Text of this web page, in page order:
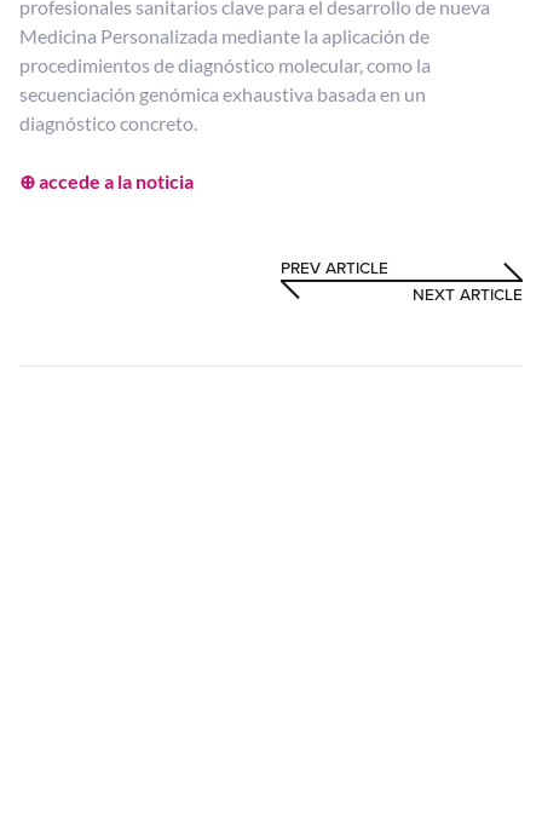
profesionales sanitarios clave para el desarrollo de nueva
Medicina Personalizada mediante la aplicación de
procedimientos de diagnóstico molecular, como la
secuenciación genómica exhaustiva basada en un
diagnóstico concreto.
⊕ accede a la noticia
PREV ARTICLE
NEXT ARTICLE